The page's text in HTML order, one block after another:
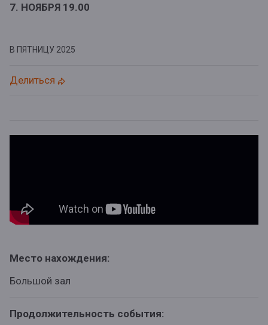
7. НОЯБРЯ 19.00
В ПЯТНИЦУ 2025
Делиться
Место нахождения:
Большой зал
Продолжительность события: